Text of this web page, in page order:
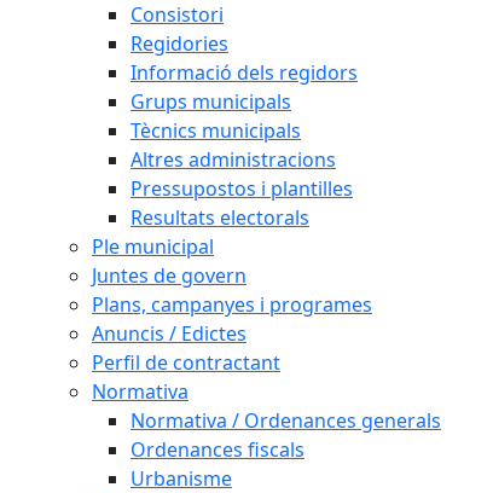
Consistori
Regidories
Informació dels regidors
Grups municipals
Tècnics municipals
Altres administracions
Pressupostos i plantilles
Resultats electorals
Ple municipal
Juntes de govern
Plans, campanyes i programes
Anuncis / Edictes
Perfil de contractant
Normativa
Normativa / Ordenances generals
Ordenances fiscals
Urbanisme